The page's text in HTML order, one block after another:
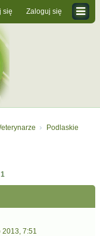
Zaloguj się
się
Podlaskie
1
2013, 7:51